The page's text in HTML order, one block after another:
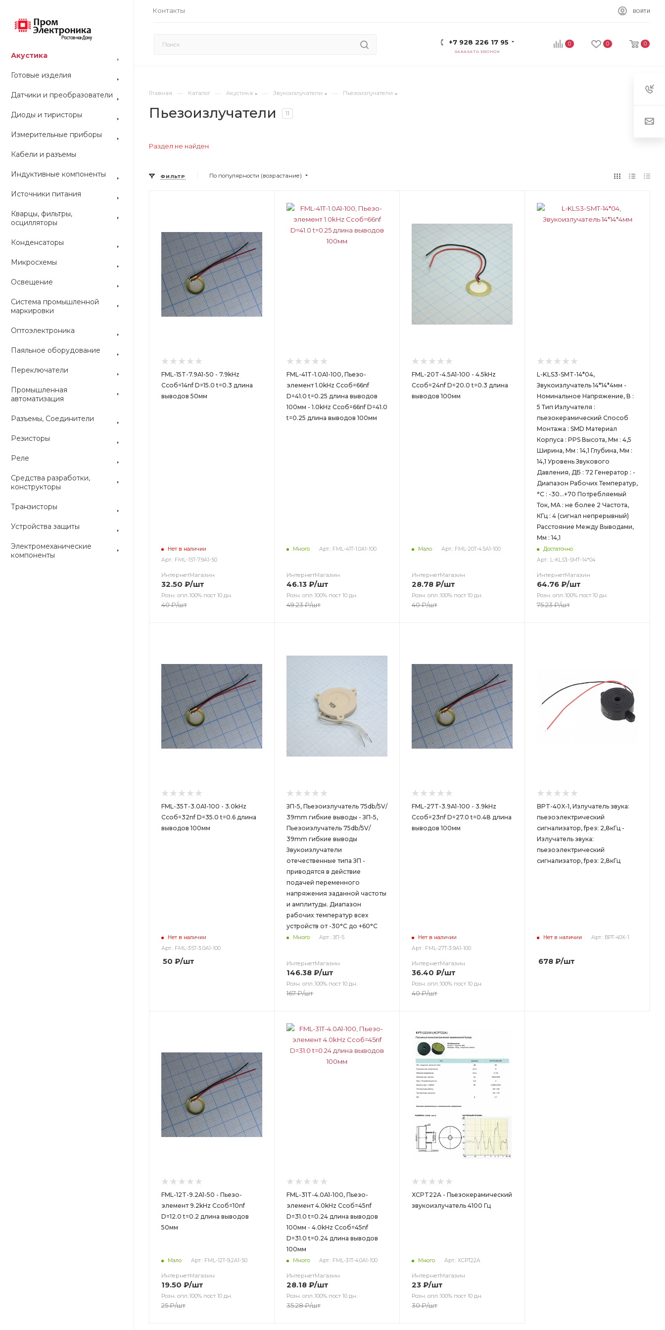
Контакты ВОЙТИ
0 0 0
+7 928 226 17 95
ЗАКАЗАТЬ ЗВОНОК
Акустика
Готовые изделия
Датчики и преобразователи
Диоды и тиристоры
Измерительные приборы
Кабели и разъемы
Индуктивные компоненты
Источники питания
Кварцы, фильтры,
осцилляторы
Конденсаторы
Микросхемы
Освещение
Система промышленной
маркировки
Оптоэлектроника
Паяльное оборудование
Переключатели
Промышленная
автоматизация
Разъемы, Соединители
Резисторы
Реле
Средства разработки,
конструкторы
Транзисторы
Устройства защиты
Электромеханические
компоненты
Главная — Каталог — Акустика — Звукоизлучатели — Пьезоизлучатели
Пьезоизлучатели 11
Раздел не найден
ФИЛЬТР По популярности (возрастание)
FML-15T-7.9A1-50 - 7.9kHz
Cсоб=14nf D=15.0 t=0.3 длина
выводов 50мм
Нет в наличии
Арт.: FML-15T-7.9A1-50
ИнтернетМагазин
32.50 ₽/шт
Розн. опл.:100% пост 10 дн.
40₽/шт
FML-41T-1.0A1-100, Пьезо-
элемент 1.0kHz Cсоб=66nf
D=41.0 t=0.25 длина выводов
100мм - 1.0kHz Cсоб=66nf D=41.0
t=0.25 длина выводов 100мм
Много Арт.: FML-41T-1.0A1-100
ИнтернетМагазин
46.13 ₽/шт
Розн. опл.:100% пост 10 дн.
49.23₽/шт
Цвет
FML-20T-4.5A1-100 - 4.5kHz
Cсоб=24nf D=20.0 t=0.3 длина
выводов 100мм
Мало Арт.: FML-20T-4.5A1-100
ИнтернетМагазин
28.78 ₽/шт
Розн. опл.:100% пост 10 дн.
40₽/шт
L-KLS3-SMT-14*04,
Звукоизлучатель 14*14*4мм -
Номинальное Напряжение, В :
5 Тип Излучателя :
пьезокерамический Способ
Монтажа : SMD Материал
Корпуса : PPS Высота, Мм : 4,5
Ширина, Мм : 14,1 Глубина, Мм :
14,1 Уровень Звукового
Давления, ДБ : 72 Генератор : -
Диапазон Рабочих Температур,
°C : -30...+70 Потребляемый
Ток, МА : не более 2 Частота,
КГц : 4 (сигнал непрерывный)
Расстояние Между Выводами,
Мм : 14,1
Достаточно
Арт.: L-KLS3-SMT-14*04
ИнтернетМагазин
64.76 ₽/шт
Розн. опл.:100% пост 10 дн.
75.23₽/шт
FML-35T-3.0A1-100 - 3.0kHz
Cсоб=32nf D=35.0 t=0.6 длина
выводов 100мм
Нет в наличии
Арт.: FML-35T-3.0A1-100
50 ₽/шт
ЗП-5, Пьезоизлучатель 75db/5V/
39mm гибкие выводы - ЗП-5,
Пьезоизлучатель 75db/5V/
39mm гибкие выводы
Звукоизлучатели
отечественные типа ЗП -
приводятся в действие
подачей переменного
напряжения заданной частоты
и амплитуды. Диапазон
рабочих температур всех
устройств от -30°C до +60°C
Много Арт.: ЗП-5
ИнтернетМагазин
146.38 ₽/шт
Розн. опл.:100% пост 10 дн.
167₽/шт
FML-27T-3.9A1-100 - 3.9kHz
Cсоб=23nf D=27.0 t=0.48 длина
выводов 100мм
Нет в наличии
Арт.: FML-27T-3.9A1-100
ИнтернетМагазин
36.40 ₽/шт
Розн. опл.:100% пост 10 дн.
40₽/шт
BPT-40X-1, Излучатель звука:
пьезоэлектрический
сигнализатор, fрез: 2,8кГц -
Излучатель звука:
пьезоэлектрический
сигнализатор, fрез: 2,8кГц
Нет в наличии Арт.: BPT-40X-1
678 ₽/шт
FML-12T-9.2A1-50 - Пьезо-
элемент 9.2kHz Cсоб=10nf
D=12.0 t=0.2 длина выводов
50мм
Мало Арт.: FML-12T-9.2A1-50
ИнтернетМагазин
19.50 ₽/шт
Розн. опл.:100% пост 10 дн.
25₽/шт
FML-31T-4.0A1-100, Пьезо-
элемент 4.0kHz Cсоб=45nf
D=31.0 t=0.24 длина выводов
100мм - 4.0kHz Cсоб=45nf
D=31.0 t=0.24 длина выводов
100мм
Много Арт.: FML-31T-4.0A1-100
ИнтернетМагазин
28.18 ₽/шт
Розн. опл.:100% пост 10 дн.
35.28₽/шт
Цвет
XCPT22A - Пьезокерамический
звукоизлучатель 4100 Гц
Много Арт.: XCPT22A
ИнтернетМагазин
23 ₽/шт
Розн. опл.:100% пост 10 дн.
30₽/шт